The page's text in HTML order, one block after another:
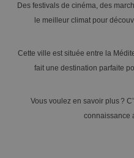
Découvrez Alfaz del Pi
Des festivals de cinéma, des
le meilleur climat pour
Cette ville est située entre la
fait une destination parfaite
Vous voulez en savoir plus ?
connaissance